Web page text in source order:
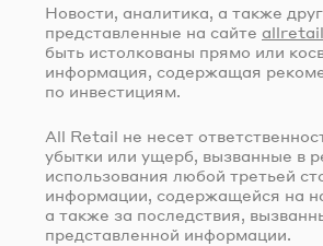
Новости, аналитика, а также
представленные на сайте
быть истолкованы прямо или
информация, содержащая
по инвестициям.
All Retail не несет
убытки или ущерб, вызванные в
использования любой третьей
информации, содержащейся на
а также за последствия,
представленной информации.